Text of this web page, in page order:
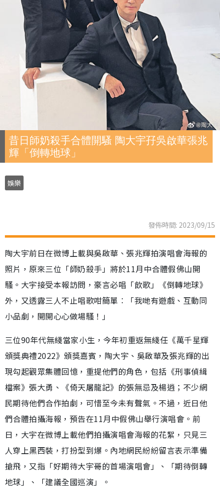
昔日師奶殺手合體開騷 陶大宇孖吳啟華張兆
輝「倒轉地球」
娛樂
發佈時間: 2023/09/15
陶大宇前日在微博上載與吳啟華、張兆輝拍演唱會海報的
照片，原來三位「師奶殺手」將於11月中合體假佛山開
騷。大宇接受本報訪問，豪言必唱「飲歌」《倒轉地球》
外，又透露三人不止唱歌咁簡單︰「我哋有遊戲、互動同
小品劇，開開心心做場騷！」
三位90年代無綫當家小生，今年初重返無綫任《萬千星輝
頒獎典禮2022》頒獎嘉賓，陶大宇、吳啟華及張兆輝的出
現勾起觀眾集體回憶，重提他們的角色，包括《刑事偵緝
檔案》張大勇、《倚天屠龍記》的張無忌及楊逍；不少網
民期待他們合作拍劇，可惜至今未有聲氣。不過，近日他
們合體拍攝海報，預告在11月中假佛山舉行演唱會。前
日，大宇在微博上載他們拍攝演唱會海報的花絮，只見三
人穿上黑西裝，打扮型到爆。內地網民紛紛留言表示準備
搶飛，又指「好期待大宇哥的首場演唱會」、「期待倒轉
地球」、「建議全國巡演」。